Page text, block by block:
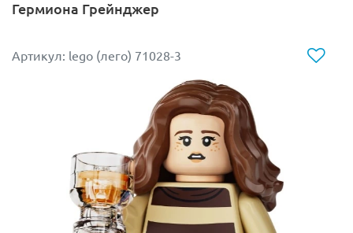
Гермиона Грейнджер
Артикул: lego (лего) 71028-3